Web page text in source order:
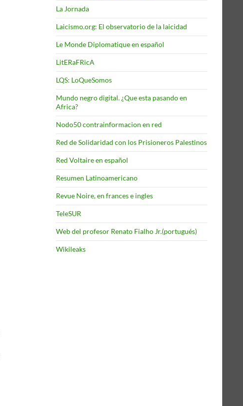
La Jornada
Laicismo.org: El observatorio de la laicidad
Le Monde Diplomatique en español
LitERaFRicA
LQS: LoQueSomos
Mundo negro digital. ¿Que esta pasando en
Africa?
Nodo50 contrainformacion en red
Red de Solidaridad con los Prisioneros Palestinos
Red Voltaire en español
Resumen Latinoamericano
Revue Noire, en frances e ingles
TeleSUR
Web del profesor Renato Fialho Jr.(portugués)
Wikileaks